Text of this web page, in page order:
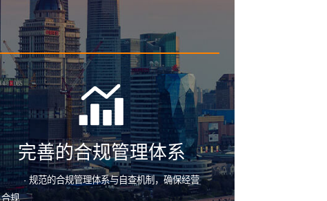
完善的合规管理体系
· 规范的合规管理体系与自查机制，确保经营
合规